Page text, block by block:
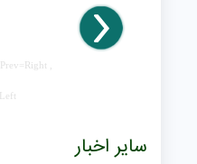
,
سایر اخبار